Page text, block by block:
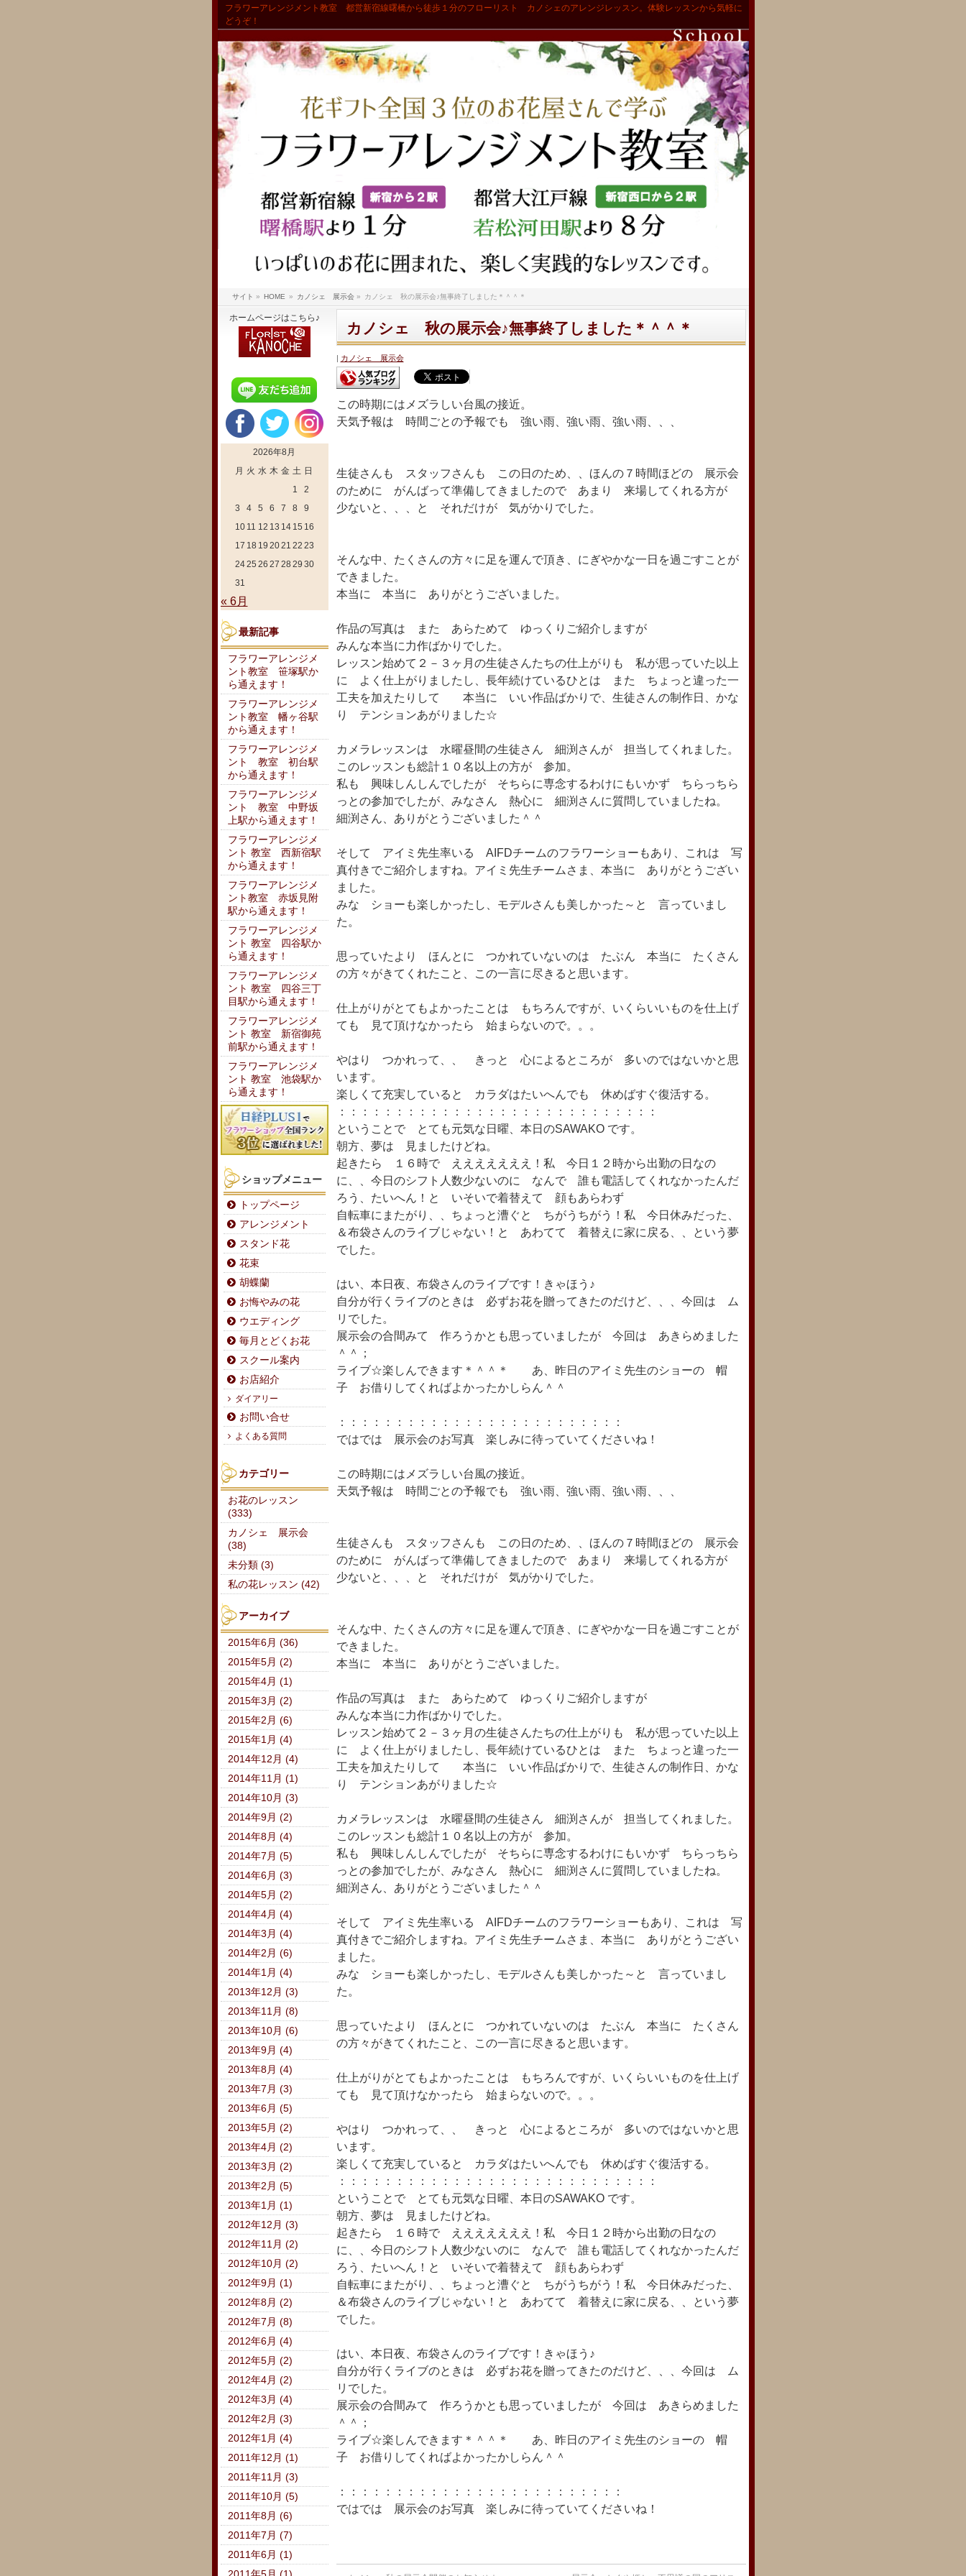
フラワーアレンジメント教室 都営新宿線曙橋から徒歩１分のフローリスト カノシェのアレンジレッスン。体験レッスンから気軽に
どうぞ！
サイト » HOME » カノシェ 展示会» カノシェ 秋の展示会♪無事終了しました＊＾＾＊
カノシェ 秋の展示会♪無事終了しました＊＾＾＊
カノシェ 展示会
この時期にはメズラしい台風の接近。
天気予報は 時間ごとの予報でも 強い雨、強い雨、強い雨、、、
生徒さんも スタッフさんも この日のため、、ほんの７時間ほどの 展示会
のために がんばって準備してきましたので あまり 来場してくれる方が
少ないと、、、と それだけが 気がかりでした。
そんな中、たくさんの方々に足を運んで頂き、にぎやかな一日を過ごすことが
できました。
本当に 本当に ありがとうございました。
作品の写真は また あらためて ゆっくりご紹介しますが
みんな本当に力作ばかりでした。
レッスン始めて２－３ヶ月の生徒さんたちの仕上がりも 私が思っていた以上
に よく仕上がりましたし、長年続けているひとは また ちょっと違った一
工夫を加えたりして 本当に いい作品ばかりで、生徒さんの制作日、かな
り テンションあがりました☆
カメラレッスンは 水曜昼間の生徒さん 細渕さんが 担当してくれました。
このレッスンも総計１０名以上の方が 参加。
私も 興味しんしんでしたが そちらに専念するわけにもいかず ちらっちら
っとの参加でしたが、みなさん 熱心に 細渕さんに質問していましたね。
細渕さん、ありがとうございました＾＾
そして アイミ先生率いる AIFDチームのフラワーショーもあり、これは 写
真付きでご紹介しますね。アイミ先生チームさま、本当に ありがとうござい
ました。
みな ショーも楽しかったし、モデルさんも美しかった～と 言っていまし
た。
思っていたより ほんとに つかれていないのは たぶん 本当に たくさん
の方々がきてくれたこと、この一言に尽きると思います。
仕上がりがとてもよかったことは もちろんですが、いくらいいものを仕上げ
ても 見て頂けなかったら 始まらないので。。。
やはり つかれって、、 きっと 心によるところが 多いのではないかと思
います。
楽しくて充実していると カラダはたいへんでも 休めばすぐ復活する。
：：：：：：：：：：：：：：：：：：：：：：：：：：：：
ということで とても元気な日曜、本日のSAWAKO です。
朝方、夢は 見ましたけどね。
起きたら １６時で えええええええ！私 今日１２時から出勤の日なの
に、、今日のシフト人数少ないのに なんで 誰も電話してくれなかったんだ
ろう、たいへん！と いそいで着替えて 顔もあらわず
自転車にまたがり、、ちょっと漕ぐと ちがうちがう！私 今日休みだった、
＆布袋さんのライブじゃない！と あわてて 着替えに家に戻る、、という夢
でした。
はい、本日夜、布袋さんのライブです！きゃほう♪
自分が行くライブのときは 必ずお花を贈ってきたのだけど、、、今回は ム
リでした。
展示会の合間みて 作ろうかとも思っていましたが 今回は あきらめました
＾＾；
ライブ☆楽しんできます＊＾＾＊ あ、昨日のアイミ先生のショーの 帽
子 お借りしてくればよかったかしらん＾＾
：：：：：：：：：：：：：：：：：：：：：：：：：
ではでは 展示会のお写真 楽しみに待っていてくださいね！
この時期にはメズラしい台風の接近。
天気予報は 時間ごとの予報でも 強い雨、強い雨、強い雨、、、
生徒さんも スタッフさんも この日のため、、ほんの７時間ほどの 展示会
のために がんばって準備してきましたので あまり 来場してくれる方が
少ないと、、、と それだけが 気がかりでした。
そんな中、たくさんの方々に足を運んで頂き、にぎやかな一日を過ごすことが
できました。
本当に 本当に ありがとうございました。
作品の写真は また あらためて ゆっくりご紹介しますが
みんな本当に力作ばかりでした。
レッスン始めて２－３ヶ月の生徒さんたちの仕上がりも 私が思っていた以上
に よく仕上がりましたし、長年続けているひとは また ちょっと違った一
工夫を加えたりして 本当に いい作品ばかりで、生徒さんの制作日、かな
り テンションあがりました☆
カメラレッスンは 水曜昼間の生徒さん 細渕さんが 担当してくれました。
このレッスンも総計１０名以上の方が 参加。
私も 興味しんしんでしたが そちらに専念するわけにもいかず ちらっちら
っとの参加でしたが、みなさん 熱心に 細渕さんに質問していましたね。
細渕さん、ありがとうございました＾＾
そして アイミ先生率いる AIFDチームのフラワーショーもあり、これは 写
真付きでご紹介しますね。アイミ先生チームさま、本当に ありがとうござい
ました。
みな ショーも楽しかったし、モデルさんも美しかった～と 言っていまし
た。
思っていたより ほんとに つかれていないのは たぶん 本当に たくさん
の方々がきてくれたこと、この一言に尽きると思います。
仕上がりがとてもよかったことは もちろんですが、いくらいいものを仕上げ
ても 見て頂けなかったら 始まらないので。。。
やはり つかれって、、 きっと 心によるところが 多いのではないかと思
います。
楽しくて充実していると カラダはたいへんでも 休めばすぐ復活する。
：：：：：：：：：：：：：：：：：：：：：：：：：：：：
ということで とても元気な日曜、本日のSAWAKO です。
朝方、夢は 見ましたけどね。
起きたら １６時で えええええええ！私 今日１２時から出勤の日なの
に、、今日のシフト人数少ないのに なんで 誰も電話してくれなかったんだ
ろう、たいへん！と いそいで着替えて 顔もあらわず
自転車にまたがり、、ちょっと漕ぐと ちがうちがう！私 今日休みだった、
＆布袋さんのライブじゃない！と あわてて 着替えに家に戻る、、という夢
でした。
はい、本日夜、布袋さんのライブです！きゃほう♪
自分が行くライブのときは 必ずお花を贈ってきたのだけど、、、今回は ム
リでした。
展示会の合間みて 作ろうかとも思っていましたが 今回は あきらめました
＾＾；
ライブ☆楽しんできます＊＾＾＊ あ、昨日のアイミ先生のショーの 帽
子 お借りしてくればよかったかしらん＾＾
：：：：：：：：：：：：：：：：：：：：：：：：：
ではでは 展示会のお写真 楽しみに待っていてくださいね！
ホームページはこちら♪
2026年8月
月 火 水 木 金 土 日
1
2
3
4 5 6 7 8
9
10 11 12 13 14 15 16
17 18 19 2021 22 23
2425 26 27 28 29 30
31
« 6月
最新記事
フラワーアレンジメ
ント教室 笹塚駅か
ら通えます！
フラワーアレンジメ
ント教室 幡ヶ谷駅
から通えます！
フラワーアレンジメ
ント 教室 初台駅
から通えます！
フラワーアレンジメ
ント 教室 中野坂
上駅から通えます！
フラワーアレンジメ
ント 教室 西新宿駅
から通えます！
フラワーアレンジメ
ント教室 赤坂見附
駅から通えます！
フラワーアレンジメ
ント 教室 四谷駅か
ら通えます！
フラワーアレンジメ
ント 教室 四谷三丁
目駅から通えます！
フラワーアレンジメ
ント 教室 新宿御苑
前駅から通えます！
フラワーアレンジメ
ント 教室 池袋駅か
ら通えます！
ショップメニュー
トップページ
アレンジメント
スタンド花
花束
胡蝶蘭
お悔やみの花
ウエディング
毎月とどくお花
スクール案内
お店紹介
ダイアリー
お問い合せ
よくある質問
カテゴリー
お花のレッスン
(333)
カノシェ 展示会
(38)
未分類 (3)
私の花レッスン (42)
アーカイブ
2015年6月 (36)
2015年5月 (2)
2015年4月 (1)
2015年3月 (2)
2015年2月 (6)
2015年1月 (4)
2014年12月 (4)
2014年11月 (1)
2014年10月 (3)
2014年9月 (2)
2014年8月 (4)
2014年7月 (5)
2014年6月 (3)
2014年5月 (2)
2014年4月 (4)
2014年3月 (4)
2014年2月 (6)
2014年1月 (4)
2013年12月 (3)
2013年11月 (8)
2013年10月 (6)
2013年9月 (4)
2013年8月 (4)
2013年7月 (3)
2013年6月 (5)
2013年5月 (2)
2013年4月 (2)
2013年3月 (2)
2013年2月 (5)
2013年1月 (1)
2012年12月 (3)
2012年11月 (2)
2012年10月 (2)
2012年9月 (1)
2012年8月 (2)
2012年7月 (8)
2012年6月 (4)
2012年5月 (2)
2012年4月 (2)
2012年3月 (4)
2012年2月 (3)
2012年1月 (4)
2011年12月 (1)
2011年11月 (3)
2011年10月 (5)
2011年8月 (6)
2011年7月 (7)
2011年6月 (1)
2011年5月 (1)